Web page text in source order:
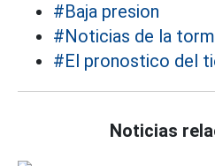
#Baja presion
#Noticias de la
#El pronostico del
Noticias